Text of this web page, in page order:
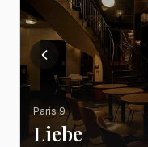
Paris 9
Liebe